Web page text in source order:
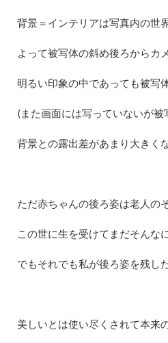
背景＝インテリアは写真内の世
よって被写体の斜め後ろからカ
明るい印象の中であっても被写
(また画面には写っていないが被
背景との露出差があまり大きく
ただ赤ちゃんの後ろ姿は老人の
この世に生を受けてまだそんな
でもそれでも私が後ろ姿を残し
美しいとは使い尽くされて本来